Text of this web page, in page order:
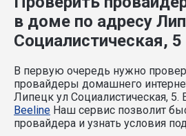
в доме по адресу
Социалистическая, 5
В первую очередь нужно
провайдеры домашнего
Липецк ул Социалистическая,
Beeline Наш сервис позволит
провайдера и узнать условия